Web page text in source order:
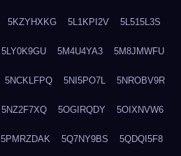
5KZYHXKG 5L1KPI2V 5L515L3S
5LY0K9GU 5M4U4YA3 5M8JMWFU
5NCKLFPQ 5NI5PO7L 5NROBV9R
5NZ2F7XQ 5OGIRQDY 5OIXNVW6
5PMRZDAK 5Q7NY9BS 5QDQI5F8